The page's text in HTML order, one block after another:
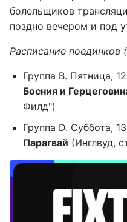
болельщиков
поздно вечером и под
Расписание поединков
Группа B. Пятница,
Босния и
Филд")
Группа D. Суббота,
Парагвай (Инглвуд,